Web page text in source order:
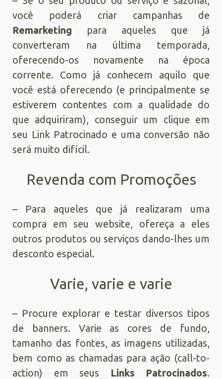
você poderá criar campanhas de
Remarketing para aqueles que já
converteram na última temporada,
oferecendo-os novamente na época
corrente. Como já conhecem aquilo que
você está oferecendo (e principalmente se
estiverem contentes com a qualidade do
que adquiriram), conseguir um clique em
seu Link Patrocinado e uma conversão não
será muito difícil.
Revenda com Promoções
– Para aqueles que já realizaram uma
compra em seu website, ofereça a eles
outros produtos ou serviços dando-lhes um
desconto especial.
Varie, varie e varie
– Procure explorar e testar diversos tipos
de banners. Varie as cores de fundo,
tamanho das fontes, as imagens utilizadas,
bem como as chamadas para ação (call-to-
action) em seus
Links Patrocinados.